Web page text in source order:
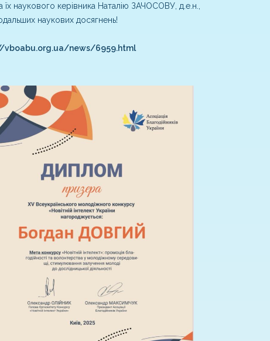
наукового керівника Наталію ЗАЧОСОВУ, д.е.н.,
наукових досягнень!
vboabu.org.ua/news/6959.html